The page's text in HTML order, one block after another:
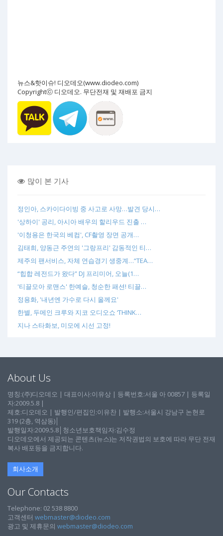
뉴스&핫이슈! 디오데오(www.diodeo.com)
Copyrightⓒ 디오데오. 무단전재 및 재배포 금지
많이 본 기사
정인아, 스카이다이빙 중 사고로 사망…발견 당시…
'상하이' 공리, 아시아 배우의 할리우드 진출 …
'이청용은 한국의 베컴', CF촬영 장면 공개…
김태희, 양동근 주연의 '그랑프리' 감동적인 티…
제주의 팬서비스, 자체 연습경기 생중계…“TEA…
“힙합 레전드가 왔다” DJ 프리미어, 오늘(1…
'티끌모아 로맨스' 한예슬, 청순한 패션! 티끌…
정용화, '내년엔 가수로 다시 올께요'
한별, 두메인 크루와 지코 오디오쇼 ‘THINK…
지나 스타화보, 미모에 시선 고정!
About Us
명칭:(주)디오데오 | 대표이사:이유상 | 등록번호:서울 아 00857 | 등록일
자:2009.5.8 |
제호:디오데오 | 발행인/편집인:이유찬 | 발행소:서울시 강남구 논현로
319 (2층, 역삼동)│
발행일자:2009.5.8│청소년보호책임자:김수정
디오데오에서 제공되는 콘텐츠(뉴스)는 저작권법의 보호에 따라 무단 전재
복사 배포등을 금지합니다.
회사소개
Our Contacts
Telephone: 02 538 8800
고객센터 webmaster@diodeo.com
광고 및 제휴문의 webmaster@diodeo.com